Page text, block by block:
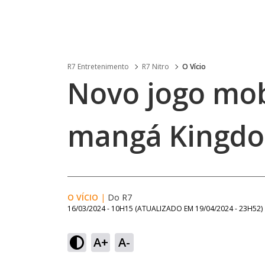
R7 Entretenimento R7 Nitro O Vício
Novo jogo
mangá
O VÍCIO | Do R7
16/03/2024 - 10H15 (ATUALIZADO EM 19/04/2024 - 23H52)
A+ A-